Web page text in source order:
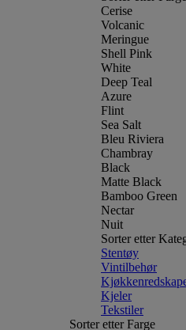
Cerise
Volcanic
Meringue
Shell Pink
White
Deep Teal
Azure
Flint
Sea Salt
Bleu Riviera
Chambray
Black
Matte Black
Bamboo Green
Nectar
Nuit
Sorter etter
Stentøy
Vintilbehør
Kjeler
Tekstiler
Sorter etter Farge